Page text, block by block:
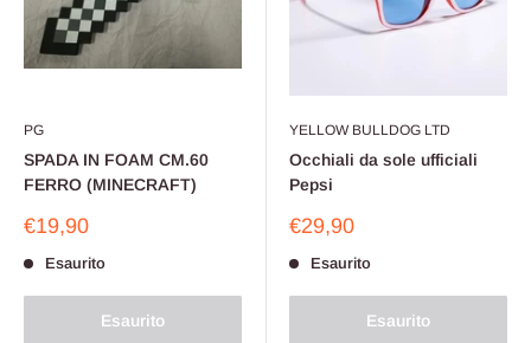
PG
SPADA IN FOAM CM.60
FERRO (MINECRAFT)
Prezzo
€19,90
Esaurito
Esaurito
YELLOW BULLDOG LTD
Occhiali da sole ufficiali
Pepsi
Prezzo
€29,90
Esaurito
Esaurito